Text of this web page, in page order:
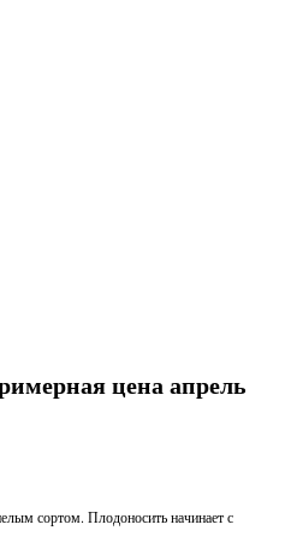
цена апрель
сортом. Плодоносить начинает с